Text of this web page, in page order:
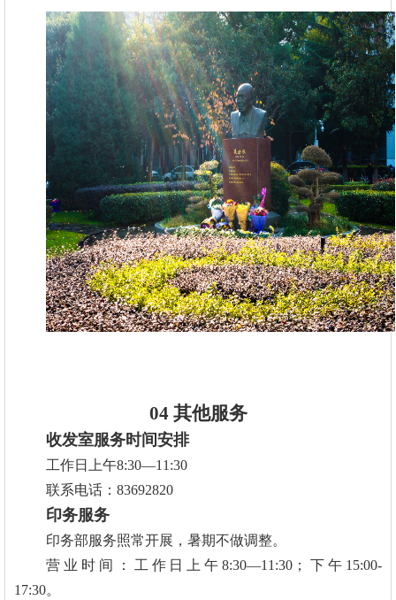
04 其他服务
收发室服务时间安排
工作日上午8:30—11:30
联系电话：83692820
印务服务
印务部服务照常开展，暑期不做调整。
营业时间：工作日上午8:30—11:30；下午15:00-
17:30。